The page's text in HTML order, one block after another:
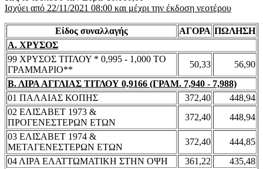
Ισχύει από 22/11/2021 08:00 και μέχρι την έκδοση νεοτέρου
Είδος συναλλαγής ΑΓΟΡΑ ΠΩΛΗΣΗ
Α. ΧΡΥΣΟΣ
99 ΧΡΥΣΟΣ ΤΙΤΛΟΥ * 0,995 - 1,000 ΤΟ
ΓΡΑΜΜΑΡΙΟ**
50,33
56,90
Β. ΛΙΡΑ ΑΓΓΛΙΑΣ ΤΙΤΛΟΥ 0,9166 (ΓΡΑΜ. 7,940 - 7,988)
01 ΠΑΛΑΙΑΣ ΚΟΠΗΣ
372,40
448,94
02 ΕΛΙΣΑΒΕΤ 1973 &
ΠΡΟΓΕΝΕΣΤΕΡΩΝ ΕΤΩΝ
372,40
448,94
03 ΕΛΙΣΑΒΕΤ 1974 &
ΜΕΤΑΓΕΝΕΣΤΕΡΩΝ ΕΤΩΝ
372,40
444,85
04 ΛΙΡΑ ΕΛΑΤΤΩΜΑΤΙΚΗ ΣΤΗΝ ΟΨΗ
361,22
435,48